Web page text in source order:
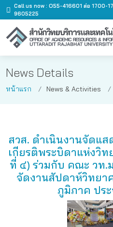
Call us now : O55-416601 ต่อ 1700-
9605225
News Details
หน้าแรก News & Activities
สวส. ดำเนินงานจัดแ
เกียรติพระบิดาแห่งวิท
ที่ ๔) ร่วมกับ คณะ วท.
จัดงานสัปดาห์วิทยา
ภูมิภาค ปร